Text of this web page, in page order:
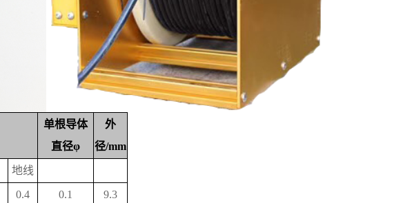
单根导体
直径φ
外
径/mm
地线
0.4 0.1 9.3